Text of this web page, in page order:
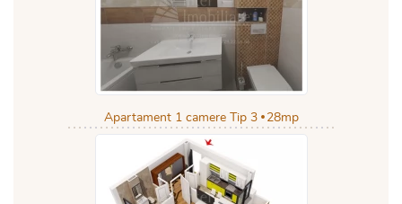
Apartament 1 camere Tip 3 28mp